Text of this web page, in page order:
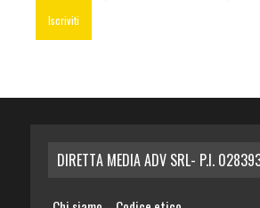
DIRETTA MEDIA ADV SRL- P.I.